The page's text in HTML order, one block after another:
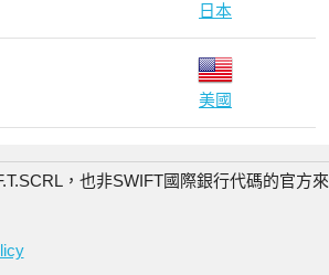
日本
美國
，也非SWIFT國際銀行代碼的官方來